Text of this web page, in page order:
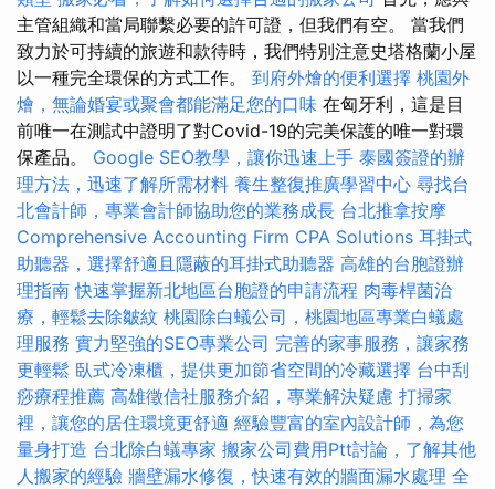
主管組織和當局聯繫必要的許可證，但我們有空。 當我們
致力於可持續的旅遊和款待時，我們特別注意史塔格蘭小屋
以一種完全環保的方式工作。 到府外燴的便利選擇 桃園外
燴，無論婚宴或聚會都能滿足您的口味 在匈牙利，這是目
前唯一在測試中證明了對Covid-19的完美保護的唯一對環
保產品。 Google SEO教學，讓你迅速上手 泰國簽證的辦
理方法，迅速了解所需材料 養生整復推廣學習中心 尋找台
北會計師，專業會計師協助您的業務成長 台北推拿按摩
Comprehensive Accounting Firm CPA Solutions 耳掛式
助聽器，選擇舒適且隱蔽的耳掛式助聽器 高雄的台胞證辦
理指南 快速掌握新北地區台胞證的申請流程 肉毒桿菌治
療，輕鬆去除皺紋 桃園除白蟻公司，桃園地區專業白蟻處
理服務 實力堅強的SEO專業公司 完善的家事服務，讓家務
更輕鬆 臥式冷凍櫃，提供更加節省空間的冷藏選擇 台中刮
痧療程推薦 高雄徵信社服務介紹，專業解決疑慮 打掃家
裡，讓您的居住環境更舒適 經驗豐富的室內設計師，為您
量身打造 台北除白蟻專家 搬家公司費用Ptt討論，了解其他
人搬家的經驗 牆壁漏水修復，快速有效的牆面漏水處理 全